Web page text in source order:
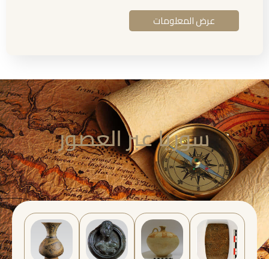
عرض المعلومات
سوريا عبر العصور